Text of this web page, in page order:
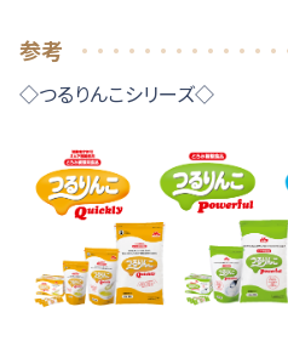
参考
◇つるりんこシリーズ◇